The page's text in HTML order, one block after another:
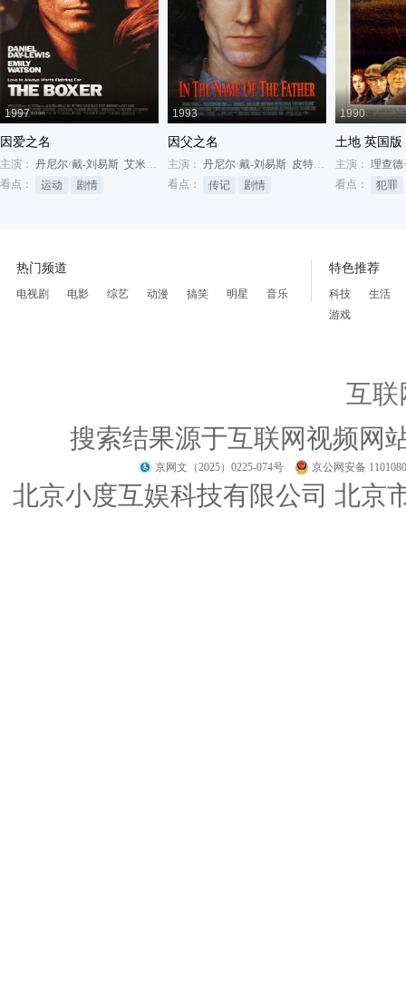
1997
因爱之名
主演： 丹尼尔·戴-刘易斯 艾米丽·沃森
David Hayman
看点：
运动 剧情
1993
因父之名
主演： 丹尼尔·戴-刘易斯 皮特·波斯尔思韦特
艾
看点：
传记 剧情
1990
土地 英国版
主演： 理查德
看点：
犯罪
热门频道
电视剧 电影 综艺 动漫 搞笑 明星 音乐
特色推荐
科技
生活
游戏
互联
搜索结果源于互联网视频网
京网文（2025）0225-074号 京公网安备
北京小度互娱科技有限公司 北京